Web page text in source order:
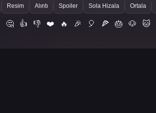
Resim Alıntı Spoiler Sola Hizala Ortala
🤔 👍 👎 ❤️ 🔥 🎉 🎈 🍕 🎂 🐶 🐱